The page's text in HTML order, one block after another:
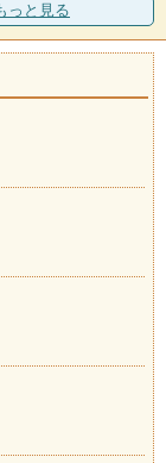
っと見る